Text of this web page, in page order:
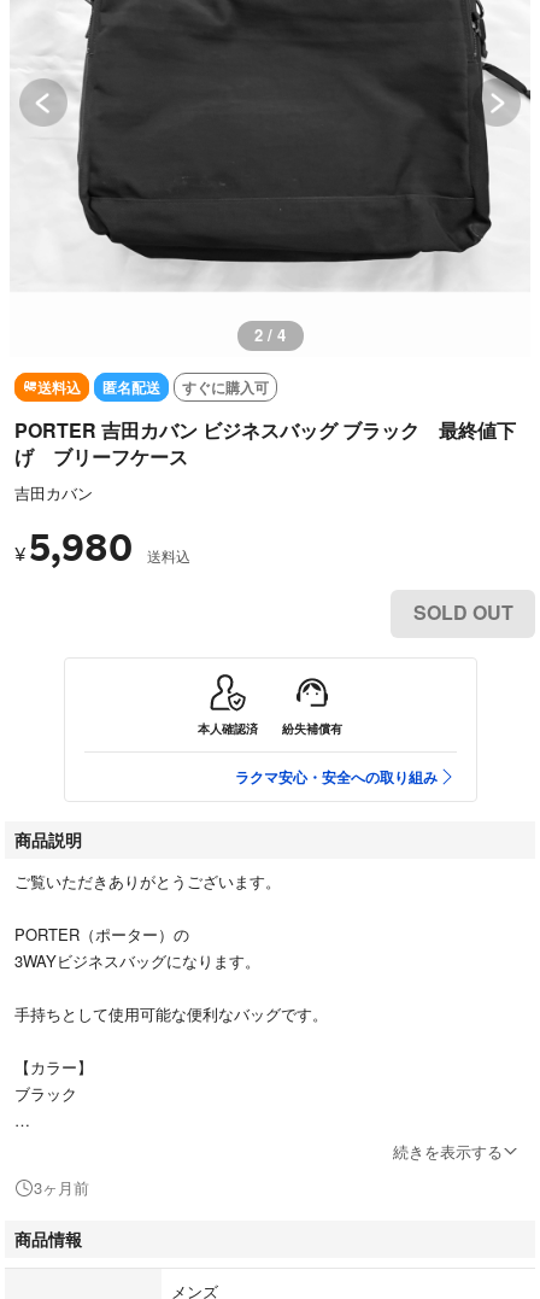
3 / 4
送料込 匿名配送 すぐに購入可
PORTER 吉田カバン ビジネスバッグ ブラック 最終値下
げ ブリーフケース
吉田カバン
¥ 5,980 送料込
SOLD OUT
本人確認済 紛失補償有
ラクマ安心・安全への取り組み
商品説明
ご覧いただきありがとうございます。
PORTER（ポーター）の
3WAYビジネスバッグになります。
手持ちとして使用可能な便利なバッグです。
【カラー】
ブラック
多少の使用感・スレ等ございます。
画像にて状態確認お願いいたします。
まだまだご使用いただけます。
続きを表示する
3ヶ月前
商品情報
メンズ